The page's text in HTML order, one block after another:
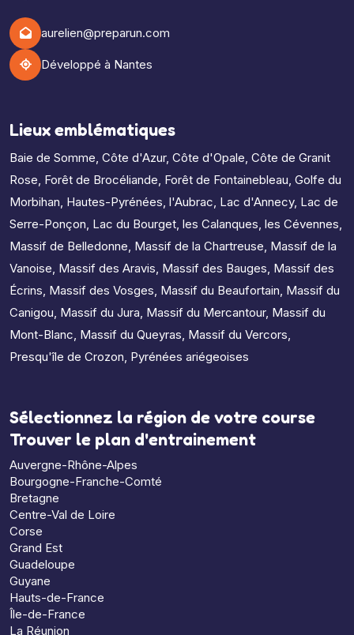
aurelien@preparun.com
Développé à Nantes
Lieux emblématiques
Baie de Somme, Côte d'Azur, Côte d'Opale, Côte de Granit
Rose, Forêt de Brocéliande, Forêt de Fontainebleau, Golfe du
Morbihan, Hautes-Pyrénées, l'Aubrac, Lac d'Annecy, Lac de
Serre-Ponçon, Lac du Bourget, les Calanques, les Cévennes,
Massif de Belledonne, Massif de la Chartreuse, Massif de la
Vanoise, Massif des Aravis, Massif des Bauges, Massif des
Écrins, Massif des Vosges, Massif du Beaufortain, Massif du
Canigou, Massif du Jura, Massif du Mercantour, Massif du
Mont-Blanc, Massif du Queyras, Massif du Vercors,
Presqu'île de Crozon, Pyrénées ariégeoises
Sélectionnez la région de votre course
Trouver le plan d'entrainement
Auvergne-Rhône-Alpes
Bourgogne-Franche-Comté
Bretagne
Centre-Val de Loire
Corse
Grand Est
Guadeloupe
Guyane
Hauts-de-France
Île-de-France
La Réunion